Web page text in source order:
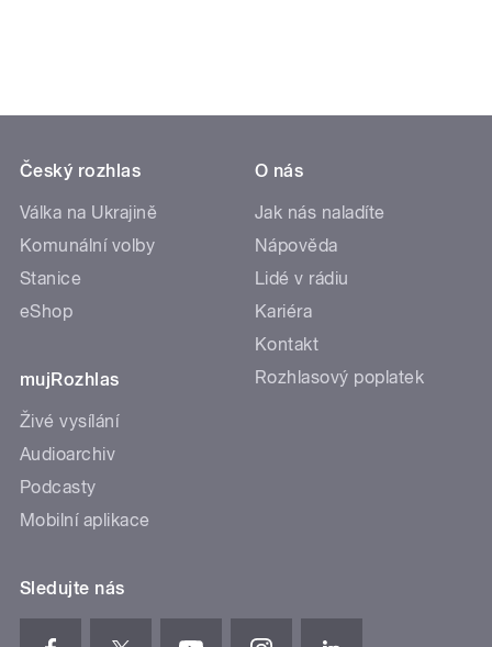
Český rozhlas
Válka na Ukrajině
Komunální volby
Stanice
eShop
mujRozhlas
Živé vysílání
Audioarchiv
Podcasty
Mobilní aplikace
O nás
Jak nás naladíte
Nápověda
Lidé v rádiu
Kariéra
Kontakt
Rozhlasový poplatek
Sledujte nás